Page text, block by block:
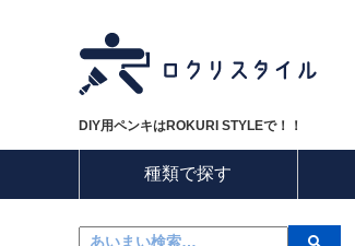
DIY用ペンキはROKURI STYLEで！！
種類で探す